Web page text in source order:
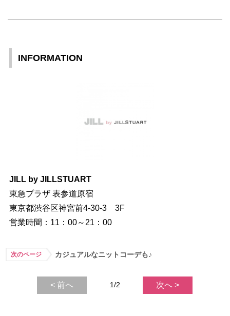
INFORMATION
JILL by JILLSTUART
東急プラザ 表参道原宿
東京都渋谷区神宮前4-30-3 3F
営業時間：11：00～21：00
次のページ カジュアルなニットコーデも♪
< 前へ 1/2 次へ >